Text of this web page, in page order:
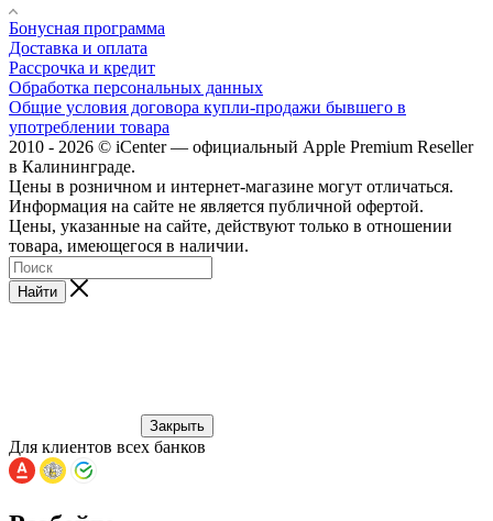
Бонусная программа
Доставка и оплата
Рассрочка и кредит
Обработка персональных данных
Общие условия договора купли-продажи бывшего в
употреблении товара
2010 - 2026 © iCenter — официальный Apple Premium Reseller
в Калининграде.
Цены в розничном и интернет-магазине могут отличаться.
Информация на сайте не является публичной офертой.
Цены, указанные на сайте, действуют только в отношении
товара, имеющегося в наличии.
Найти
Закрыть
Для клиентов всех банков